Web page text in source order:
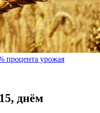
процента урожая
днём